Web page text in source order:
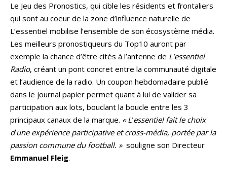
Le Jeu des Pronostics, qui cible les résidents et frontaliers
qui sont au coeur de la zone d’influence naturelle de
L’essentiel mobilise l’ensemble de son écosystème média.
Les meilleurs pronostiqueurs du Top10 auront par
exemple la chance d’être cités à l’antenne de L’essentiel
Radio, créant un pont concret entre la communauté digitale
et l’audience de la radio. Un coupon hebdomadaire publié
dans le journal papier permet quant à lui de valider sa
participation aux lots, bouclant la boucle entre les 3
principaux canaux de la marque. « L’essentiel fait le choix
d’une expérience participative et cross-média, portée par la
passion commune du football. » souligne son Directeur
Emmanuel Fleig.